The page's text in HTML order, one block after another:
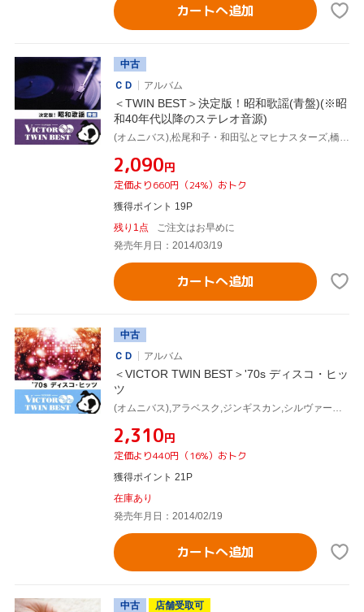
カートへ追加
中古
ＣＤ
アルバム
＜TWIN BEST＞決定版！昭和歌謡(青盤)(※昭
和40年代以降のステレオ音源)
(オムニバス),松尾和子・和田弘とマヒナスターズ,橋幸夫,田代美代子・和田弘とマヒナスターズ,沢たまき,青江三奈,荒木一郎,佐良直美
¥2,090円
定価より660円（24%）おトク
獲得ポイント 19P
残り1点
ご注文はお早めに
発売年月日：2014/03/19
カートへ追加
中古
ＣＤ
アルバム
＜VICTOR TWIN BEST＞'70s ディスコ・ヒッ
ツ
¥2,310円
定価より440円（16%）おトク
獲得ポイント 21P
在庫あり
発売年月日：2014/02/19
カートへ追加
中古
店舗受取可